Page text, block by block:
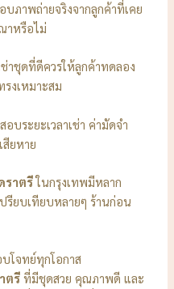
บภาพถ่ายจริงจากลูกค้าที่เคย
าหรือไม่
าชุดที่ดีควรให้ลูกค้าทดลอง
งเหมาะสม
อบระยะเวลาเช่า ค่ามัดจำ
ยหาย
ราตรีในกรุงเทพมีหลาก
ยบเทียบหลายๆ ร้านก่อน
โจทย์ทุกโอกาส
ตรี ที่มีชุดสวย คุณภาพดี และ